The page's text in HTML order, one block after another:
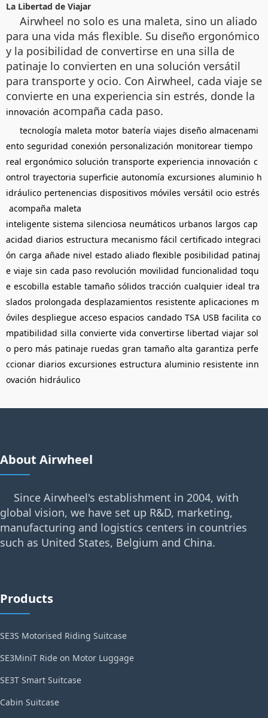
La Libertad de Viajar
Airwheel no solo es una maleta, sino un aliado
para una vida más flexible. Su diseño ergonómico
y la posibilidad de convertirse en una silla de
patinaje lo convierten en una solución versátil
para transporte y ocio. Con Airwheel, cada viaje se
convierte en una experiencia sin estrés, donde la
innovación acompaña cada paso.
tecnología maleta motor batería viajes diseño almacenami
ento seguridad conexión personalización monitorear tiempo
real ergonómico solución transporte experiencia innovación c
ontrol trayectoria superficie autonomía excursiones aluminio h
idráulico pertenencias dispositivos móviles versátil ocio estrés
acompaña maleta
inteligente sistema silenciosa neumáticos urbanos largos cap
acidad diarios estructura mecanismo fácil certificado integraci
ón carga añade nivel estado aliado flexible posibilidad patinaj
e viaje sin cada paso revolución movilidad funcionalidad toqu
e escobilla estable tamaño sólidos tracción cualquier ideal tra
slados prolongada desplazamientos resistente aplicaciones m
óviles despliegue acceso espacios candado TSA USB facilita co
mpatibilidad silla convierte vida convertirse libertad viajar sol
o pero más patinaje ruedas gran tamaño alta garantiza perfe
ccionar diarios excursiones estructura aluminio resistente inn
ovación hidráulico
About Airwheel
Since Airwheel's establishment in 2004, with
global vision, we have set up R&D, marketing,
manufacturing and logistics centers in countries
such as United States, Belgium and China.
Products
SE3S Motorised Riding Suitcase
SE3MiniT Ride on Motor Luggage
SE3T Smart Suitcase
Cabin Suitcase